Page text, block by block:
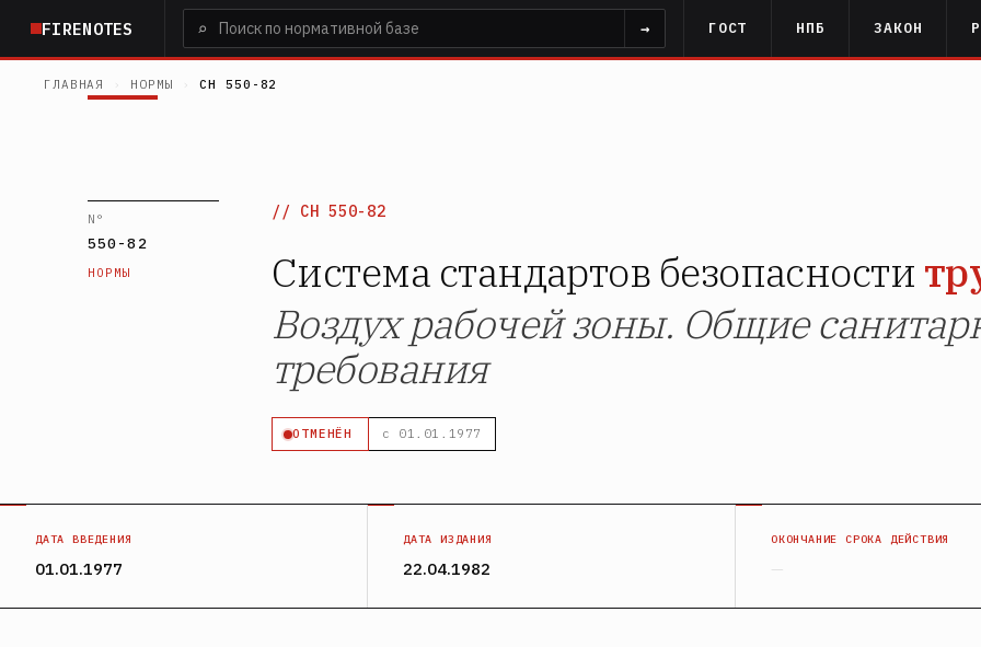
основному
содержанию
FIRENOTES ⌕ → ГОСТ НПБ ЗАКОН
ГЛАВНАЯ НОРМЫ СН 550-82
N°
550-82
НОРМЫ
СН 550-82
Система стандартов безопасности
Воздух рабочей зоны. Общие
требования
ОТМЕНЁН с 01.01.1977
ДАТА ВВЕДЕНИЯ
01.01.1977
ДАТА ИЗДАНИЯ
22.04.1982
ОКОНЧАНИЕ СРОКА ДЕЙСТВИЯ
—